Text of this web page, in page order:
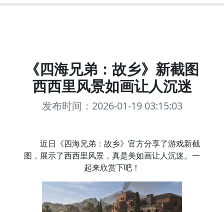
《四海兄弟：故乡》新截图
西西里风景如画让人沉迷
发布时间：2026-01-19 03:15:03
近日《四海兄弟：故乡》官方分享了游戏新截
图，展示了西西里风景，真是美如画让人沉迷。一
起来欣赏下吧！